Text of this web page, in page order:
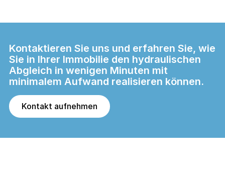
Kontaktieren Sie uns und erfahren Sie, wie
Sie in Ihrer Immobilie den hydraulischen
Abgleich in wenigen Minuten mit
minimalem Aufwand realisieren können.
Kontakt aufnehmen